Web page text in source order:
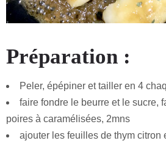
Préparation :
Peler, épépiner et tailler en 4
faire fondre le beurre et le sucre,
poires à caramélisées, 2mns
ajouter les feuilles de thym citron